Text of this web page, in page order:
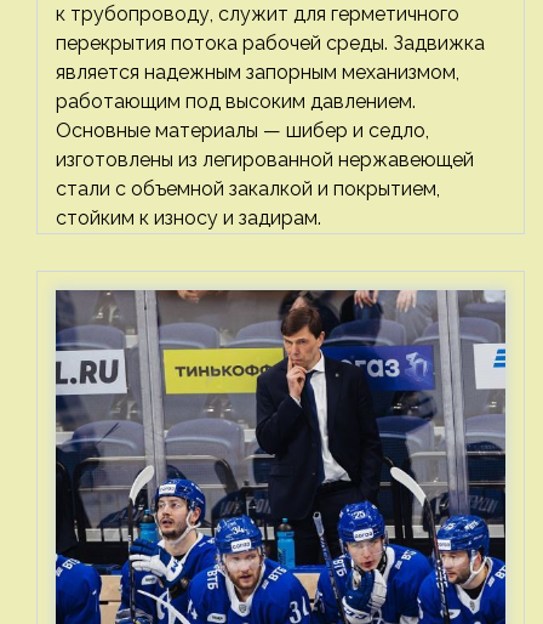
к трубопроводу, служит для герметичного
перекрытия потока рабочей среды. Задвижка
является надежным запорным механизмом,
работающим под высоким давлением.
Основные материалы — шибер и седло,
изготовлены из легированной нержавеющей
стали с объемной закалкой и покрытием,
стойким к износу и задирам.